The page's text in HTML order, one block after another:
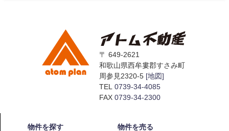
〒 649-2621
和歌山県西牟婁郡すさみ町
周参見2320-5 [地図]
TEL 0739-34-4085
FAX 0739-34-2300
物件を探す 物件を売る